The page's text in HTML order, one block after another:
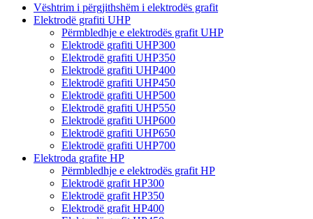
Vështrim i përgjithshëm i elektrodës grafit
Elektrodë grafiti UHP
Përmbledhje e elektrodës grafit UHP
Elektrodë grafiti UHP300
Elektrodë grafiti UHP350
Elektrodë grafiti UHP400
Elektrodë grafiti UHP450
Elektrodë grafiti UHP500
Elektrodë grafiti UHP550
Elektrodë grafiti UHP600
Elektrodë grafiti UHP650
Elektrodë grafiti UHP700
Elektroda grafite HP
Përmbledhje e elektrodës grafit HP
Elektrodë grafit HP300
Elektrodë grafit HP350
Elektrodë grafit HP400